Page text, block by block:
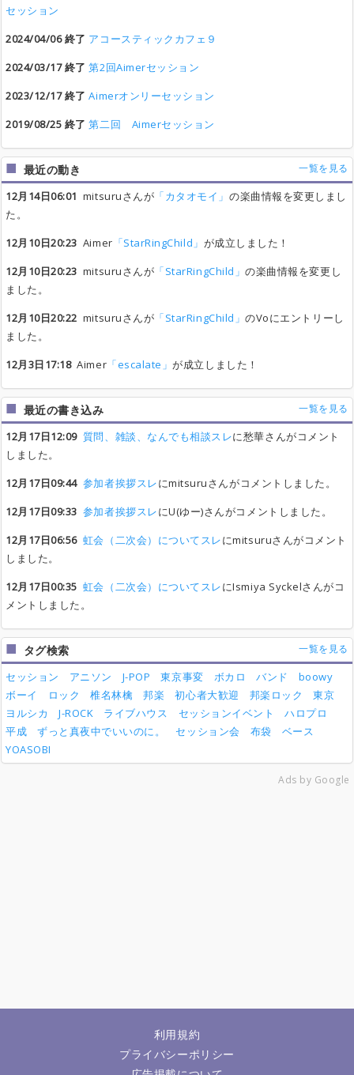
セッション
2024/04/06 終了 アコースティックカフェ９
2024/03/17 終了 第2回Aimerセッション
2023/12/17 終了 Aimerオンリーセッション
2019/08/25 終了 第二回 Aimerセッション
最近の動き 一覧を見る
12月14日06:01 mitsuruさんが 「カタオモイ」の楽曲情報を変更しまし
た。
12月10日20:23 Aimer 「StarRingChild」 が成立しました！
12月10日20:23 mitsuruさんが 「StarRingChild」の楽曲情報を変更し
ました。
12月10日20:22 mitsuruさんが 「StarRingChild」のVoにエントリーし
ました。
12月3日17:18Aimer 「escalate」が成立しました！
最近の書き込み 一覧を見る
12月17日12:09 質問、雑談、なんでも相談スレに愁華さんがコメント
しました。
12月17日09:44 参加者挨拶スレにmitsuruさんがコメントしました。
12月17日09:33 参加者挨拶スレにU(ゆー)さんがコメントしました。
12月17日06:56 虹会（二次会）についてスレにmitsuruさんがコメント
しました。
12月17日00:35 虹会（二次会）についてスレにIsmiya Syckelさんがコ
メントしました。
タグ検索 一覧を見る
セッション アニソン J-POP 東京事変 ボカロ バンド
boowy
ボーイ
ロック 椎名林檎 邦楽 初心者大歓迎 邦楽ロック
東京
ヨルシカ
J-ROCK ライブハウス セッションイベント
ハロプロ
平成
ずっと真夜中でいいのに。 セッション会 布袋
ベース
YOASOBI
Ads by Google
利用規約
プライバシーポリシー